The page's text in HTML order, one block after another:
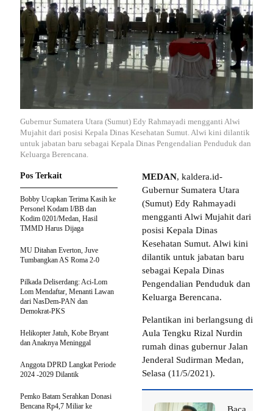
Gubernur Sumatera Utara (Sumut) Edy Rahmayadi mengganti Alwi
Mujahit dari posisi Kepala Dinas Kesehatan Sumut. Alwi kini dilantik
untuk jabatan baru sebagai Kepala Dinas Pengendalian Penduduk dan
Keluarga Berencana.
MEDAN, kaldera.id-
Gubernur Sumatera Utara
(Sumut) Edy Rahmayadi
mengganti Alwi Mujahit dari
posisi Kepala Dinas
Kesehatan Sumut. Alwi kini
dilantik untuk jabatan baru
sebagai Kepala Dinas
Pengendalian Penduduk dan
Keluarga Berencana.
Pelantikan ini berlangsung di
Aula Tengku Rizal Nurdin
rumah dinas gubernur Jalan
Jenderal Sudirman Medan,
Selasa (11/5/2021).
Pos Terkait
Bobby Ucapkan Terima Kasih ke
Personel Kodam I/BB dan
Kodim 0201/Medan, Hasil
TMMD Harus Dijaga
MU Ditahan Everton, Juve
Tumbangkan AS Roma 2-0
Pilkada Deliserdang: Aci-Lom
Lom Mendaftar, Menanti Lawan
dari NasDem-PAN dan
Demokrat-PKS
Helikopter Jatuh, Kobe Bryant
dan Anaknya Meninggal
Anggota DPRD Langkat Periode
2024 -2029 Dilantik
Pemko Batam Serahkan Donasi
Bencana Rp4,7 Miliar ke